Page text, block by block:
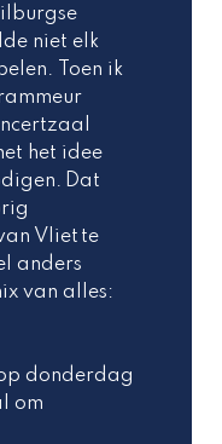
niet elk
Toen ik
het idee
Dat
Vliet te
anders
van alles:
donderdag
om